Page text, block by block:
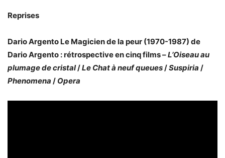
Reprises
Dario Argento Le Magicien de la peur (1970-1987) de
Dario Argento : rétrospective en cinq films –L’Oiseau au
plumage de cristal/Le Chat à neuf queues /Suspiria /
Phenomena / Opera